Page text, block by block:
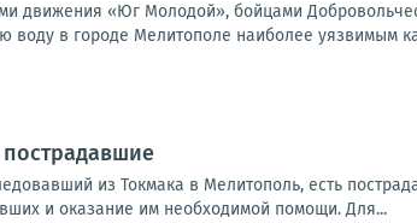
движения «Юг Молодой», бойцами
воду в городе Мелитополе наиболее уязвимым
пострадавшие
из Токмака в Мелитополь, есть
и оказание им необходимой помощи. Для...